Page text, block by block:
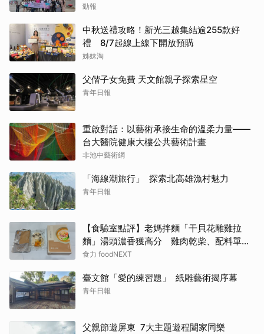
勁報
中秋送禮攻略！新光三越集結逾255款好
禮 8/7起線上線下開放預購
姊妹淘
父偕子女免費 天文館親子探索星空
青年日報
重啟對話：以藝術承接生命的溫柔力量——
台大醫院健康大樓公共藝術計畫
非池中藝術網
「海線潮旅行」 探索北高雄漁村魅力
青年日報
【食驗室點評】老媽拌麵「干貝花雕雞拉
麵」湯頭濃香獲高分 雞肉乾柴、配料單調
成扣分點
食力 foodNEXT
臺文館「愛的練習題」 紙雕藝術揭序幕
青年日報
父親節遊屏東 7大主題遊程闔家同樂